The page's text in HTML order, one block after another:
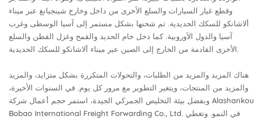
وقطع غيار السيارات والسلع الأخرى من داخل وخارج شينجيانغ عبر ميناء
ألاشانكو للسكك الحديدية. تم شحنها بشكل مستمر إلى آسيا الوسطى وغرب
آسيا والدول الأوروبية. كما دخل خام الحديد والقمح وغزل القطن والسلع
الأخرى القادمة من الخارج إلى الصين عبر ميناء ألاشانكو للسكك الحديدية.
هناك المزيد والمزيد من الطلبات، والتحولات المتكررة بشكل متزايد، والمزيد
والمزيد من المنتجات، ويتغير التطوير مع مرور كل يوم. في السنوات الأخيرة،
وبفضل بيئة التخليص الجمركي الجيدة، استمر حجم أعمال شركة Alashankou
Bobao International Freight Forwarding Co., Ltd. في النمو. وتغطي